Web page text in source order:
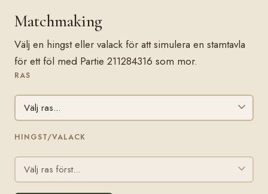
Matchmaking
Välj en hingst eller valack för att simulera en stamtavla
för ett föl med Partie 211284316 som mor.
RAS
HINGST/VALACK